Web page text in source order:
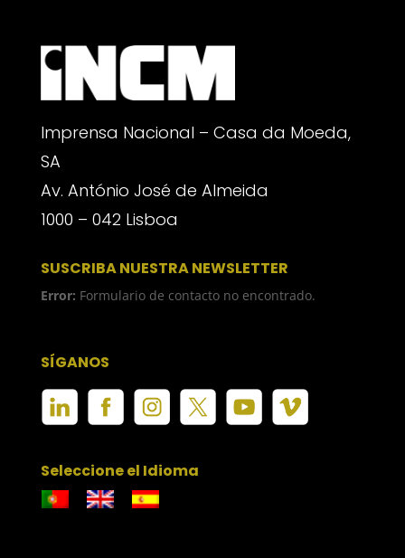
Imprensa Nacional – Casa da Moeda,
SA
Av. António José de Almeida
1000 – 042 Lisboa
SUSCRIBA NUESTRA NEWSLETTER
Error: Formulario de contacto no encontrado.
SÍGANOS
Seleccione el Idioma